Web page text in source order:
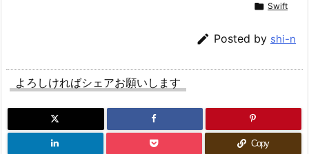
 Swift
 Posted by shi-n
よろしければシェアお願いします
Copy